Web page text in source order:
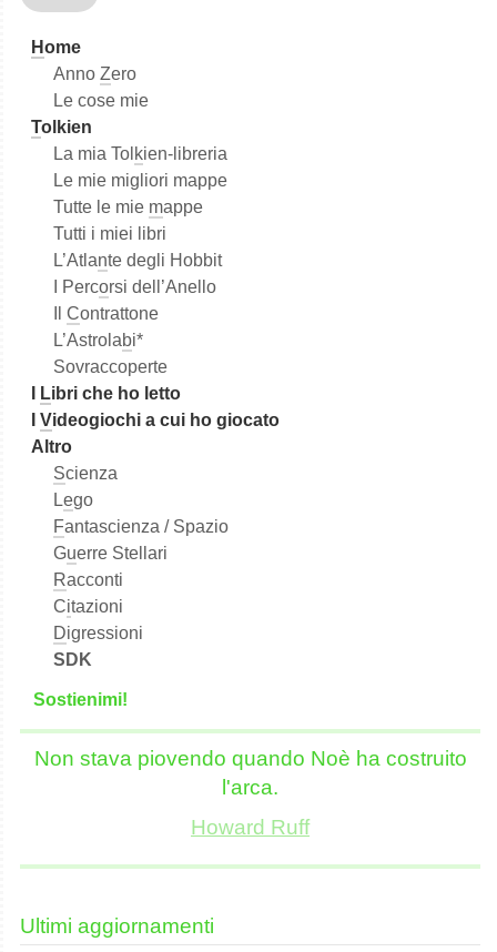
Home
Anno Zero
Le cose mie
Tolkien
La mia Tol kien-libreria
Le mie migliori mappe
Tutte le mie mappe
Tutti i miei libri
L’Atlante degli Hobbit
I Percorsi dell’Anello
Contrattone
L’Astrolabi*
Sovraccoperte
Libri che ho letto
Videogiochi a cui ho giocato
Altro
Scienza
Lego
Fantascienza / Spazio
Guerre Stellari
Racconti
Citazioni
Digressioni
SDK
Sostienimi!
Non stava piovendo quando Noè ha costruito
l'arca.
Howard Ruff
Ultimi aggiornamenti